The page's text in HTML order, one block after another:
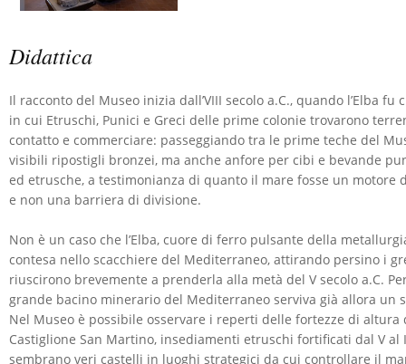
Didattica
Il racconto del Museo inizia dall’VIII secolo a.C., quando l’Elba fu
in cui Etruschi, Punici e Greci delle prime colonie trovarono
contatto e commerciare: passeggiando tra le prime teche del
visibili ripostigli bronzei, ma anche anfore per cibi e bevande
ed etrusche, a testimonianza di quanto il mare fosse un motore
e non una barriera di divisione.
Non è un caso che l’Elba, cuore di ferro pulsante della
contesa nello scacchiere del Mediterraneo, attirando persino i
riuscirono brevemente a prenderla alla metà del V secolo a.C.
grande bacino minerario del Mediterraneo serviva già allora un
Nel Museo è possibile osservare i reperti delle fortezze di altura
Castiglione San Martino, insediamenti etruschi fortificati dal V al
sembrano veri castelli in luoghi strategici da cui controllare il